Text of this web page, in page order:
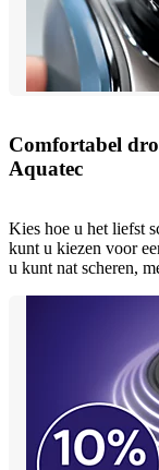
Comfortabel
Aquatec
Kies hoe u het liefst
kunt u kiezen voor
u kunt nat scheren,